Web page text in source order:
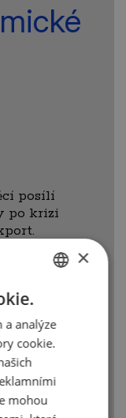
posílí
po krizi
podpory
na zvýšení
větší
ENGLISH
×
a analýze
cookie.
mohou